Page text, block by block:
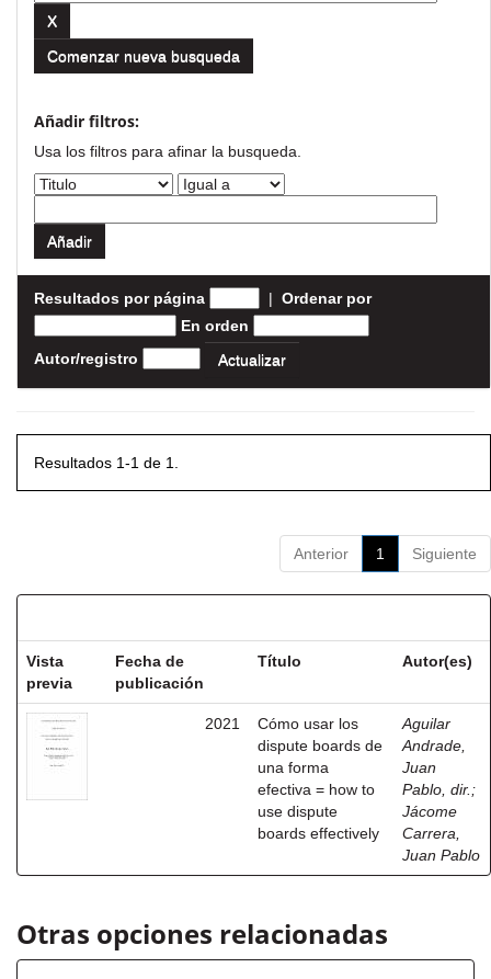
Comenzar nueva busqueda
Añadir filtros:
Usa los filtros para afinar la busqueda.
Resultados por página | Ordenar por
En orden
Autor/registro
Resultados 1-1 de 1.
Anterior 1 Siguiente
Vista
previa
Fecha de
publicación
Título Autor(es)
2021
Cómo usar los
dispute boards de
una forma
efectiva = how to
use dispute
boards effectively
Aguilar
Andrade,
Juan
Pablo, dir. ;
Jácome
Carrera,
Juan Pablo
Otras opciones relacionadas